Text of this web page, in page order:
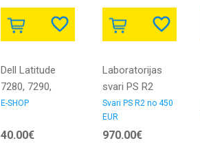
Dell Latitude
7280, 7290,
7380, 7390 UK
Keyboard single
E-SHOP
40.00€
Laboratorijas
svari PS R2
10100g/10mg ar
verifikāciju
Svari PS R2 no 450
EUR
970.00€